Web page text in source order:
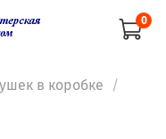
0
в коробке